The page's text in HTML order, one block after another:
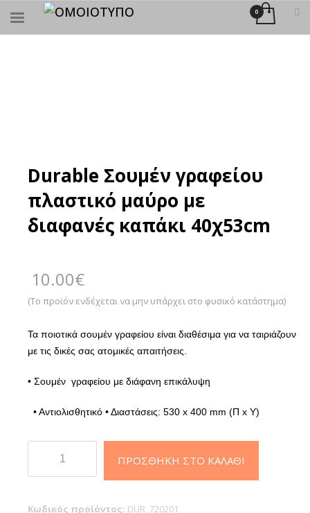
ΑΝΑΖΉΤΗΣΗ
Durable Σουμέν γραφείου
πλαστικό μαύρο με
διαφανές καπάκι 40χ53cm
10.00€
(Το προϊόν ενδέχεται να μην υπάρχει στο φυσικό κατάστημα)
Τα ποιοτικά σουμέν γραφείου είναι διαθέσιμα για να ταιριάζουν
με τις δικές σας ατομικές απαιτήσεις.
• Σουμέν γραφείου με διάφανη επικάλυψη
• Αντιολισθητικό • Διαστάσεις: 530 x 400 mm (Π x Υ)
Σουμέν
ΠΡΟΣΘΉΚΗ ΣΤΟ ΚΑΛΆΘΙ
Κωδικός προϊόντος: DUR_720201